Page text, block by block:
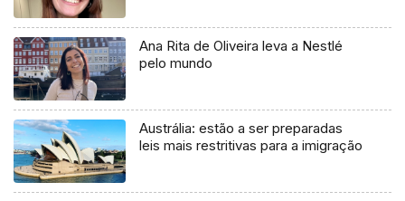
Ana Rita de Oliveira leva a Nestlé
pelo mundo
Austrália: estão a ser preparadas
leis mais restritivas para a imigração